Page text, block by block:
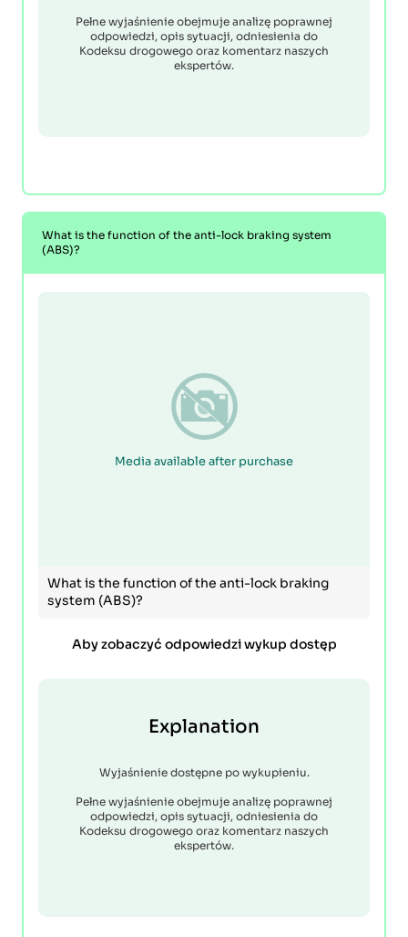
Pełne wyjaśnienie obejmuje analizę poprawnej
odpowiedzi, opis sytuacji, odniesienia do
Kodeksu drogowego oraz komentarz naszych
ekspertów.
What is the function of the anti-lock braking system
(ABS)?
Media available after purchase
What is the function of the anti-lock braking
system (ABS)?
Aby zobaczyć odpowiedzi wykup dostęp
Explanation
Wyjaśnienie dostępne po wykupieniu.
Pełne wyjaśnienie obejmuje analizę poprawnej
odpowiedzi, opis sytuacji, odniesienia do
Kodeksu drogowego oraz komentarz naszych
ekspertów.